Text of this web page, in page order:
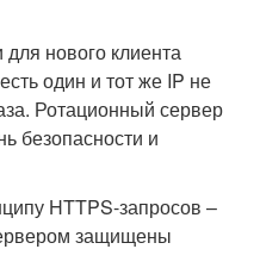
нового клиента
один и тот же IP не
Ротационный сервер
безопасности и
HTTPS-запросов –
защищены